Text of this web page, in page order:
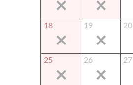
18 19 20
25 26 27